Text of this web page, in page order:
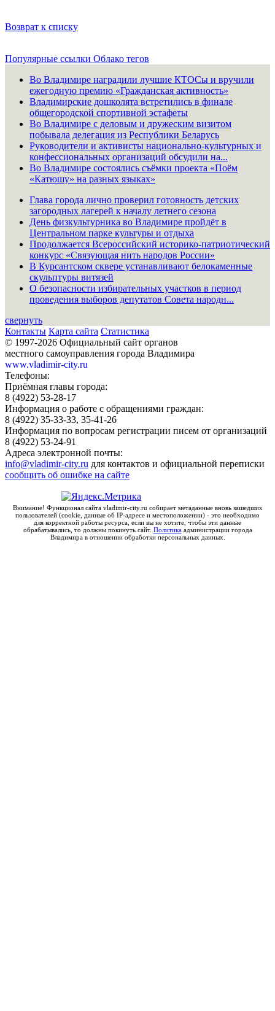
Возврат к списку
Популярные ссылки Облако тегов
Во Владимире наградили лучшие КТОСы и вручили
ежегодную премию «Гражданская активность»
Владимирские дошколята встретились в финале
общегородской спортивной эстафеты
Во Владимире с деловым и дружеским визитом
побывала делегация из Республики Беларусь
Руководители и активисты национально-культурных и
конфессиональных организаций обсудили на...
Во Владимире состоялись съёмки проекта «Поём
«Катюшу» на разных языках»
Глава города лично проверил готовность детских
загородных лагерей к началу летнего сезона
День физкультурника во Владимире пройдёт в
Центральном парке культуры и отдыха
Продолжается Всероссийский историко-патриотический
конкурс «Связующая нить народов России»
В Курсантском сквере устанавливают белокаменные
скульптуры витязей
О безопасности избирательных участков в период
проведения выборов депутатов Совета народн...
свернуть
Контакты Карта сайта Статистика
© 1997-2026 Официальный сайт органов
местного самоуправления города Владимира
www.vladimir-city.ru
Телефоны:
Приёмная главы города:
8 (4922) 53-28-17
Информация о работе с обращениями граждан:
8 (4922) 35-33-33, 35-41-26
Информация по вопросам регистрации писем от организаций
8 (4922) 53-24-91
Адреса электронной почты:
info@vladimir-city.ru для контактов и официальной переписки
сообщить об ошибке на сайте
Внимание! Функционал сайта vladimir-city.ru собирает метаданные вновь зашедших
пользователей (cookie, данные об IP-адресе и местоположении) - это необходимо
для корректной работы ресурса, если вы не хотите, чтобы эти данные
обрабатывались, то должны покинуть сайт. Политикаадминистрации города
Владимира в отношении обработки персональных данных.